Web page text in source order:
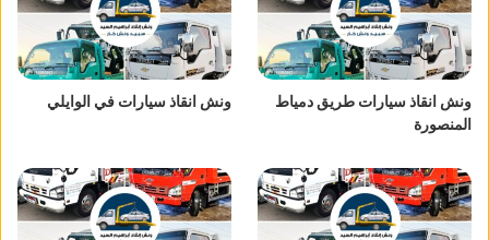
ونش انقاذ سيارات طريق دمياط
المنصورة
ونش انقاذ سيارات في الوايلي